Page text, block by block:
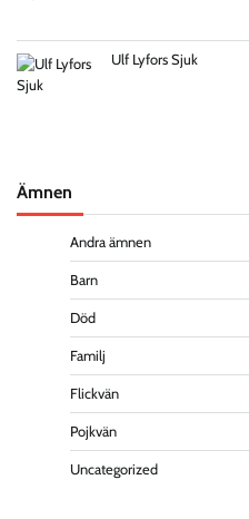
Ulf Lyfors Sjuk
Ämnen
Andra ämnen
Barn
Död
Familj
Flickvän
Pojkvän
Uncategorized